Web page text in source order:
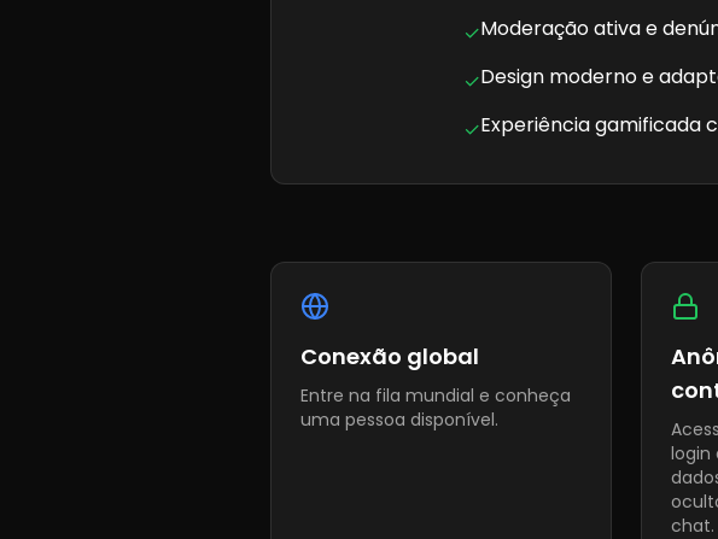
✓Moderação ativa e
✓Design moderno e
✓Experiência gamificada
Conexão global
Entre na fila mundial e conheça
uma pessoa disponível.
login
chat.